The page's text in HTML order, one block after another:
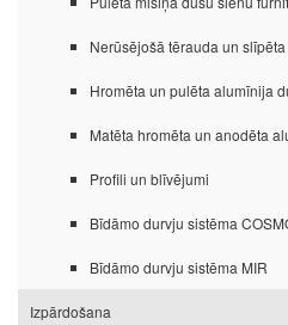
Nerūsējošā tērauda un
Hromēta un pulēta alumīnija
Matēta hromēta un anodēta
Profili un blīvējumi
Bīdāmo durvju sistēma
Bīdāmo durvju sistēma MIR
Izpārdošana